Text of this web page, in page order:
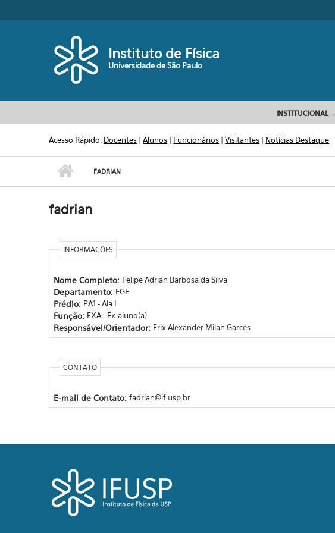
Instituto de Física
Universidade de São Paulo
INSTITUCIONAL
Acesso Rápido: Docentes |Alunos | Funcionários |Visitantes | Notícias Destaque
FADRIAN
fadrian
INFORMAÇÕES
Nome Completo: Felipe Adrian Barbosa da Silva
Departamento: FGE
Prédio: PA1 - Ala I
Função: EXA - Ex-aluno(a)
Responsável/Orientador: Erix Alexander Milan Garces
CONTATO
E-mail de Contato: fadrian@if.usp.br